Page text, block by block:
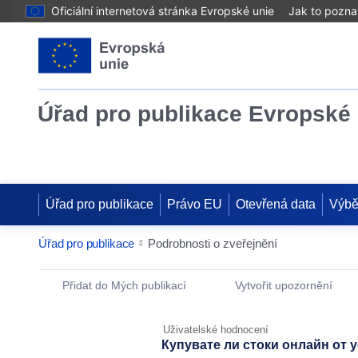
Oficiální internetová stránka Evropské unie Jak to
Úřad pro publikace Evropské
Úřad pro publikace Právo EU Otevřená data
Úřad pro publikace Podrobnosti o zveřejnění
Publication Detail Actions Portlet
Přidat do Mých publikací Vytvořit upozornění
Uživatelské hodnocení
Купувате ли стоки онлайн от